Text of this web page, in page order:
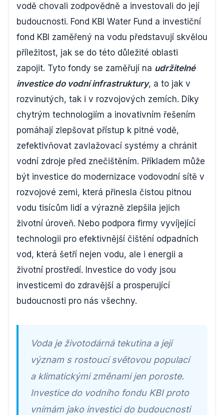
vodě chovali zodpovědně a investovali do její
budoucnosti. Fond KBI Water Fund a investiční
fond KBI zaměřený na vodu představují skvělou
příležitost, jak se do této důležité oblasti
zapojit. Tyto fondy se zaměřují na udržitelné
investice do vodní infrastruktury, a to jak v
rozvinutých, tak i v rozvojových zemích. Díky
chytrým technologiím a inovativním řešením
pomáhají zlepšovat přístup k pitné vodě,
zefektivňovat zavlažovací systémy a chránit
vodní zdroje před znečištěním. Příkladem může
být investice do modernizace vodovodní sítě v
rozvojové zemi, která přinesla čistou pitnou
vodu tisícům lidí a výrazně zlepšila jejich
životní úroveň. Nebo podpora firmy vyvíjející
technologii pro efektivnější čištění odpadních
vod, která šetří nejen vodu, ale i energii a
životní prostředí. Investice do vody jsou
investicemi do zdravější a prosperující
budoucnosti pro nás všechny.
Voda je životodárná tekutina a její
význam s rostoucí světovou populací
a klimatickými změnami jen poroste.
Investice do vodního fondu KBI proto
vnímám jako investici do budoucnosti